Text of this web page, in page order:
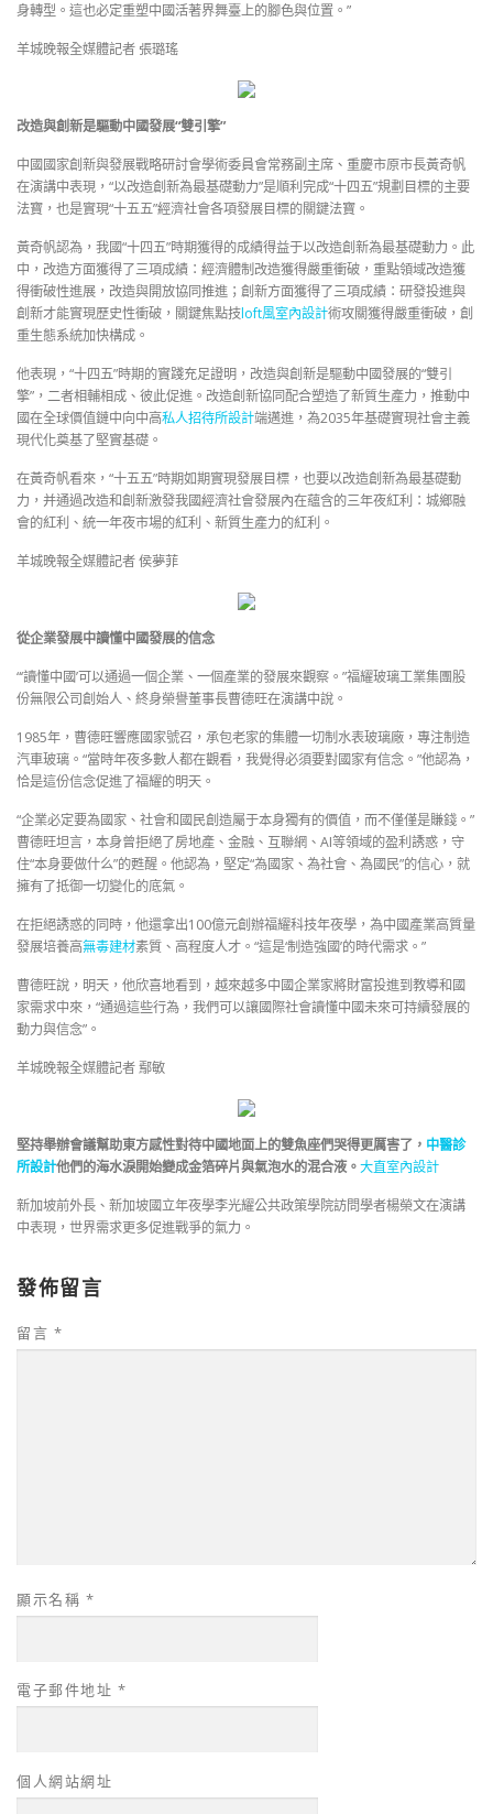
身轉型。這也必定重塑中國活著界舞臺上的腳色與位置。”
羊城晚報全媒體記者 張璐瑤
改造與創新是驅動中國發展“雙引擎”
中國國家創新與發展戰略研討會學術委員會常務副主席、重慶市原市長黃奇帆
在演講中表現，“以改造創新為最基礎動力”是順利完成“十四五”規劃目標的主要
法寶，也是實現“十五五”經濟社會各項發展目標的關鍵法寶。
黃奇帆認為，我國“十四五”時期獲得的成績得益于以改造創新為最基礎動力。此
中，改造方面獲得了三項成績：經濟體制改造獲得嚴重衝破，重點領域改造獲
得衝破性進展，改造與開放協同推進；創新方面獲得了三項成績：研發投進與
創新才能實現歷史性衝破，關鍵焦點技loft風室內設計術攻關獲得嚴重衝破，創
重生態系統加快構成。
他表現，“十四五”時期的實踐充足證明，改造與創新是驅動中國發展的“雙引
擎”，二者相輔相成、彼此促進。改造創新協同配合塑造了新質生產力，推動中
國在全球價值鏈中向中高私人招待所設計端邁進，為2035年基礎實現社會主義
現代化奠基了堅實基礎。
在黃奇帆看來，“十五五”時期如期實現發展目標，也要以改造創新為最基礎動
力，并通過改造和創新激發我國經濟社會發展內在蘊含的三年夜紅利：城鄉融
會的紅利、統一年夜市場的紅利、新質生產力的紅利。
羊城晚報全媒體記者 侯夢菲
從企業發展中讀懂中國發展的信念
“‘讀懂中國’可以通過一個企業、一個產業的發展來觀察。”福耀玻璃工業集團股
份無限公司創始人、終身榮譽董事長曹德旺在演講中說。
1985年，曹德旺響應國家號召，承包老家的集體一切制水表玻璃廠，專注制造
汽車玻璃。“當時年夜多數人都在觀看，我覺得必須要對國家有信念。”他認為，
恰是這份信念促進了福耀的明天。
“企業必定要為國家、社會和國民創造屬于本身獨有的價值，而不僅僅是賺錢。”
曹德旺坦言，本身曾拒絕了房地產、金融、互聯網、AI等領域的盈利誘惑，守
住“本身要做什么”的甦醒。他認為，堅定“為國家、為社會、為國民”的信心，就
擁有了抵御一切變化的底氣。
在拒絕誘惑的同時，他還拿出100億元創辦福耀科技年夜學，為中國產業高質量
發展培養高無毒建材素質、高程度人才。“這是‘制造強國’的時代需求。”
曹德旺說，明天，他欣喜地看到，越來越多中國企業家將財富投進到教導和國
家需求中來，“通過這些行為，我們可以讓國際社會讀懂中國未來可持續發展的
動力與信念”。
羊城晚報全媒體記者 鄢敏
堅持舉辦會議幫助東方感性對待中國地面上的雙魚座們哭得更厲害了， 中醫診
所設計他們的海水淚開始變成金箔碎片與氣泡水的混合液。大直室內設計
新加坡前外長、新加坡國立年夜學李光耀公共政策學院訪問學者楊榮文在演講
中表現，世界需求更多促進戰爭的氣力。
發佈留言
留言 *
顯示名稱 *
電子郵件地址 *
個人網站網址